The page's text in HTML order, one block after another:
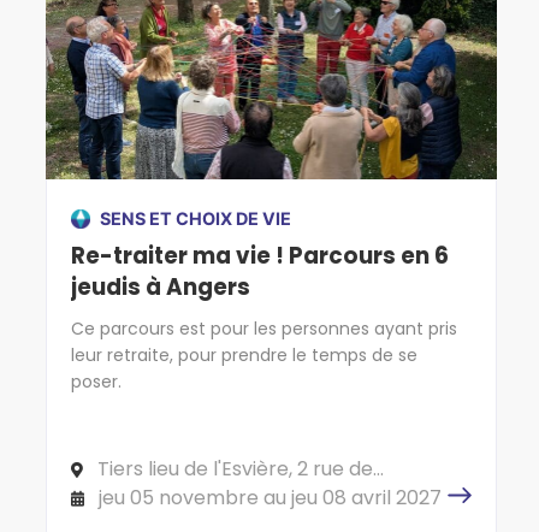
SENS ET CHOIX DE VIE
Re-traiter ma vie ! Parcours en 6
jeudis à Angers
Ce parcours est pour les personnes ayant pris
leur retraite, pour prendre le temps de se
poser.
Tiers lieu de l'Esvière, 2 rue de
l'Esvière, 49000 ANGERS
jeu 05 novembre au jeu 08 avril 2027